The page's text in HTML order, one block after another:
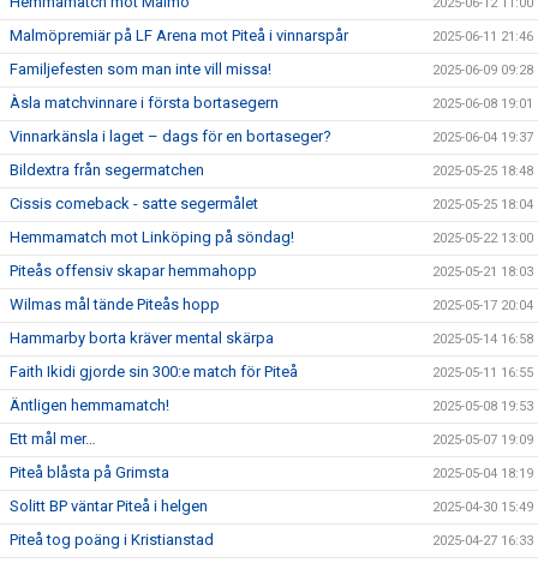
2025-06-12 11:00
Malmöpremiär på LF Arena mot Piteå i vinnarspår 2025-06-11 21:46
Familjefesten som man inte vill missa! 2025-06-09 09:28
Àsla matchvinnare i första bortasegern 2025-06-08 19:01
Vinnarkänsla i laget – dags för en bortaseger? 2025-06-04 19:37
Bildextra från segermatchen 2025-05-25 18:48
Cissis comeback - satte segermålet 2025-05-25 18:04
Hemmamatch mot Linköping på söndag! 2025-05-22 13:00
Piteås offensiv skapar hemmahopp 2025-05-21 18:03
Wilmas mål tände Piteås hopp 2025-05-17 20:04
Hammarby borta kräver mental skärpa 2025-05-14 16:58
Faith Ikidi gjorde sin 300:e match för Piteå 2025-05-11 16:55
Äntligen hemmamatch! 2025-05-08 19:53
Ett mål mer… 2025-05-07 19:09
Piteå blåsta på Grimsta 2025-05-04 18:19
Solitt BP väntar Piteå i helgen 2025-04-30 15:49
Piteå tog poäng i Kristianstad 2025-04-27 16:33